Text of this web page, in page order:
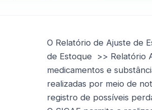
O Relatório de Ajuste de
de Estoque >> Relatório
medicamentos e
realizadas por meio de
registro de possíveis